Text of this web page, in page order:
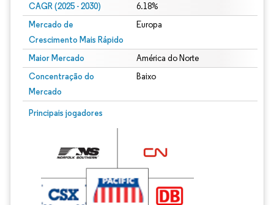
CAGR (2025 - 2030) 6.18%
Mercado de
Crescimento Mais Rápido
Europa
Maior Mercado América do Norte
Concentração do
Mercado
Baixo
Principais jogadores